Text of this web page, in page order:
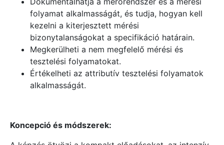
folyamat alkalmasságát, és tudja, hogyan kell
kezelni a kiterjesztett mérési
bizonytalanságokat a specifikáció határain.
Megkerülheti a nem megfelelő mérési és
tesztelési folyamatokat.
Értékelheti az attributív tesztelési folyamatok
alkalmasságát.
Koncepció és módszerek: